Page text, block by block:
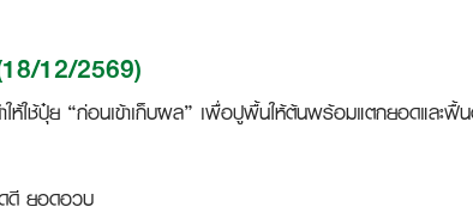
12/2569)
ำให้ใช้ปุ๋ย “ก่อนเข้าเก็บผล” เพื่อปูพื้นให้ต้นพร้อมแตกยอดและฟื้
ดี ยอดอวบ